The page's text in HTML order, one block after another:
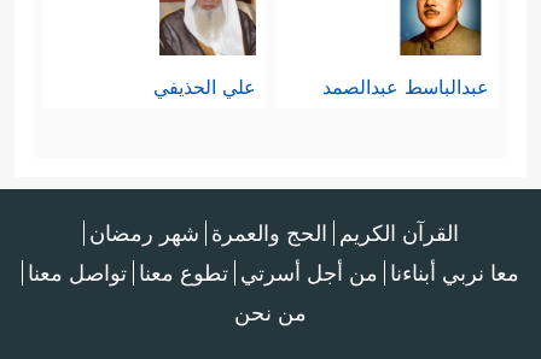
عبدالباسط عبدالصمد علي الحذيفي
القرآن الكريم الحج والعمرة شهر رمضان
معا نربي أبناءنا من أجل أسرتي تطوع معنا تواصل معنا
من نحن